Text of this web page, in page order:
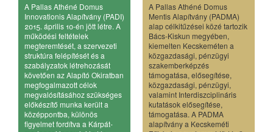
A Pallas Athéné Domus
Innovationis Alapítvány (PADI)
2015. április 10-én jött létre. A
működési feltételek
megteremtését, a szervezeti
struktúra felépítését és a
szabályzatok létrehozását
követően az Alapító Okiratban
megfogalmazott célok
megvalósításához szükséges
előkészítő munka került a
középpontba, különös
figyelmet fordítva a Kárpát-
A Pallas Athéné Domus
Mentis Alapítvány (PADMA)
alap célkitűzései közé tartozik
Bács-Kiskun megyében,
kiemelten Kecskeméten a
közgazdasági, pénzügyi
szakemberképzés
támogatása, elősegítése,
közgazdasági, pénzügyi,
valamint Interdiszciplináris
kutatások elősegítése,
támogatása. A PADMA
alapítvány a Kecskeméti